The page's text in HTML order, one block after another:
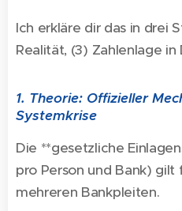
Ich erkläre dir das in drei
Realität, (3) Zahlenlage in
1. Theorie: Offizieller
Systemkrise
Die **gesetzliche
pro Person und Bank) gilt
mehreren Bankpleiten.